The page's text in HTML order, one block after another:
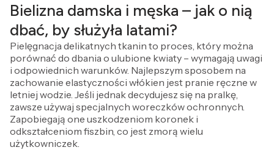
Bielizna damska i męska – jak o nią
dbać, by służyła latami?
Pielęgnacja delikatnych tkanin to proces, który można
porównać do dbania o ulubione kwiaty – wymagają uwagi
i odpowiednich warunków. Najlepszym sposobem na
zachowanie elastyczności włókien jest pranie ręczne w
letniej wodzie. Jeśli jednak decydujesz się na pralkę,
zawsze używaj specjalnych woreczków ochronnych.
Zapobiegają one uszkodzeniom koronek i
odkształceniom fiszbin, co jest zmorą wielu
użytkowniczek.